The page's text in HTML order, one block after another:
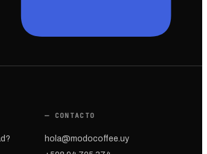
— CONTACTO
hola@modocoffee.uy